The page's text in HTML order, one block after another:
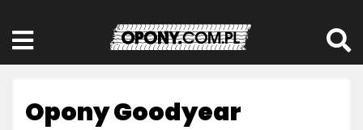
Opony Goodyear